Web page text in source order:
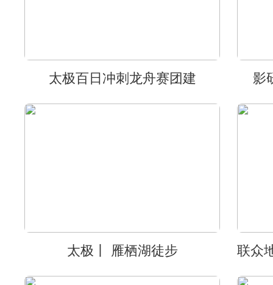
太极百日冲刺龙舟赛团建 影
太极丨 雁栖湖徒步